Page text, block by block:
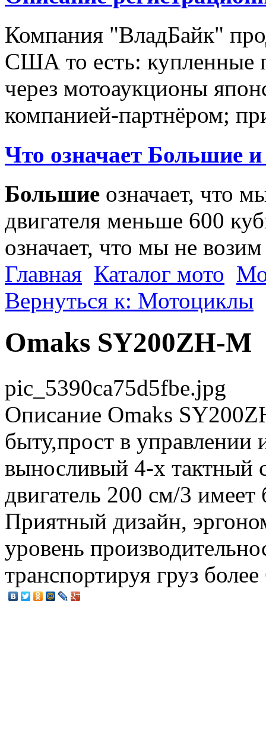
Компания "ВладБайк"
США то есть: купленные
через мотоаукционы
компанией-партнёром;
Что означает Большие
Большие означает, что
двигателя меньше 600
означает, что мы не
Главная Каталог мото
Вернуться к: Мотоциклы
Omaks SY200ZH-M
pic_5390ca75d5fbe.jpg
Описание Omaks
быту,прост в
выносливый 4-х тактный
двигатель 200 см/3
Приятный дизайн,
уровень
транспортируя груз более